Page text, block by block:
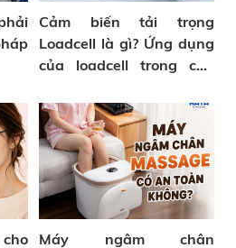
Cảm biến tải trọng
Loadcell là gì? Ứng dụng
của loadcell trong cân
Máy ngâm chân